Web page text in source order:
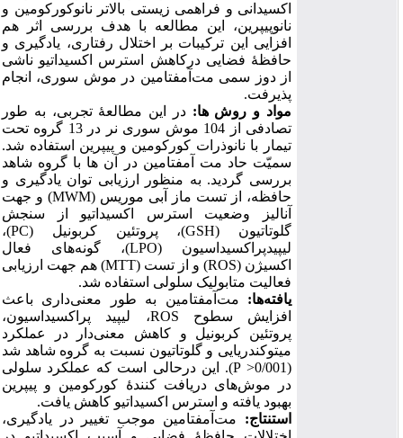
اکسیدانی و فراهمی زیستی بالاتر نانوکورکومین و
نانوپیپرین، این مطالعه با هدف بررسی اثر هم
افزایی این ترکیبات بر اختلال رفتاری، یادگیری و
حافظۀ فضایی درکاهش استرس اکسیداتیو ناشی
از دوز سمی متآمفتامین در موش سوری، انجام
پذیرفت.
مواد و روشها: در این مطالعۀ تجربی، به طور
تصادفی از 104 موش سوری نر در 13 گروه تحت
تیمار با نانوذرات کورکومین و پیپرین استفاده شد.
سمیّت حاد مت آمفتامین در آن ها با گروه شاهد
بررسی گردید. به منظور ارزیابی توان یادگیری و
حافظه، از تست ماز آبی موریس ( MWM) و جهت
آنالیز وضعیت استرس اکسیداتیو از سنجش
گلوتاتیون (
GSH)، پروتئین کربونیل ( PC)،
لیپیدپراکسیداسیون (
LPO)، گونههای فعال
اکسیژن ( ROS) و از تست ( MTT) هم جهت ارزیابی
فعالیت متابولیک سلولی استفاده شد.
یافتهها: متآمفتامین به طور معنیداری باعث
افزایش سطوح
ROS، لیپید پراکسیداسیون،
پروتئین کربونیل و کاهش معنیدار در عملکرد
میتوکندریایی و گلوتاتیون نسبت به گروه شاهد شد
<
P
). این درحالی است که عملکرد سلولی
در موشهای دریافت کنندۀ کورکومین و پیپرین
بهبود یافته و استرس اکسیداتیو کاهش یافت.
استنتاج: متآمفتامین موجب تغییر در یادگیری،